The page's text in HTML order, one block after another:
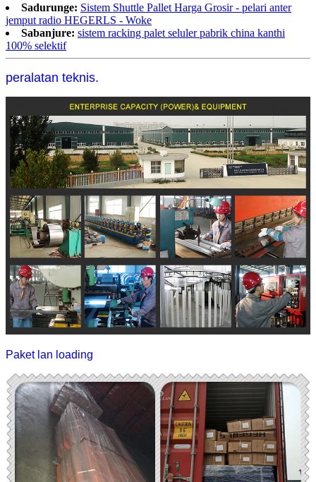
Sadurunge: Sistem Shuttle Pallet Harga Grosir - pelari anter
jemput radio HEGERLS - Woke
Sabanjure: sistem racking palet seluler pabrik china kanthi
100% selektif
peralatan teknis.
Paket lan loading